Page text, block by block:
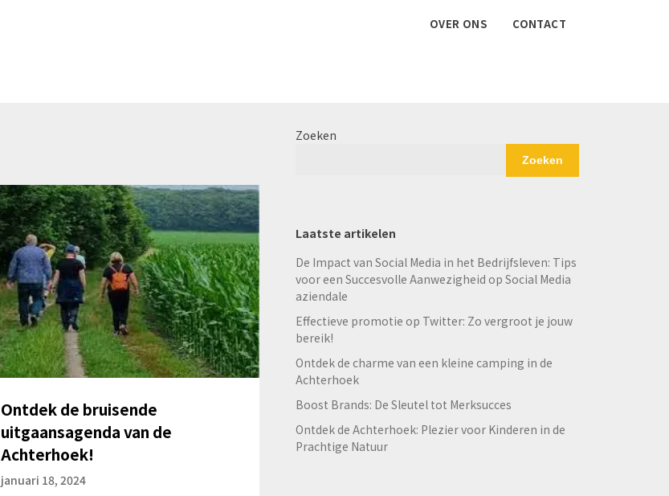
OVER ONS CONTACT
Ontdek de bruisende
uitgaansagenda van de
Achterhoek!
januari 18, 2024
Zoeken
Zoeken
Laatste artikelen
De Impact van Social Media in het Bedrijfsleven: Tips
voor een Succesvolle Aanwezigheid op Social Media
aziendale
Effectieve promotie op Twitter: Zo vergroot je jouw
bereik!
Ontdek de charme van een kleine camping in de
Achterhoek
Boost Brands: De Sleutel tot Merksucces
Ontdek de Achterhoek: Plezier voor Kinderen in de
Prachtige Natuur